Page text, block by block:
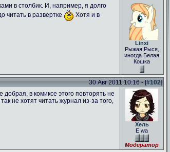
в столбик. И, например, я долго
читать в развертке
Хотя и в
Linxi
Рыжая Рыся,
иногда Белая
Кошка
30 Авг 2011 10:16 - [#102]
в комиксе этого повторять не
не хотят читать журнал из-за того,
Хель
E wa
Модератор